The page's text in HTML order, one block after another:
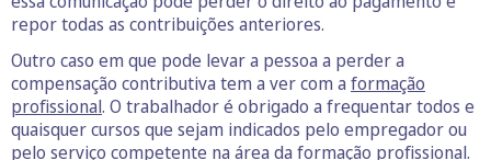
repor todas as contribuições anteriores.
Outro caso em que pode levar a pessoa a perder a
compensação contributiva tem a ver com a formação
profissional. O trabalhador é obrigado a frequentar todos e
quaisquer cursos que sejam indicados pelo empregador ou
pelo serviço competente na área da formação profissional.